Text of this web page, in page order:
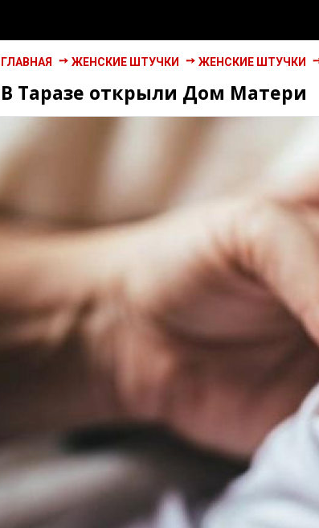
ГЛАВНАЯ ЖЕНСКИЕ ШТУЧКИ ЖЕНСКИЕ ШТУЧКИ
В Таразе открыли Дом Матери